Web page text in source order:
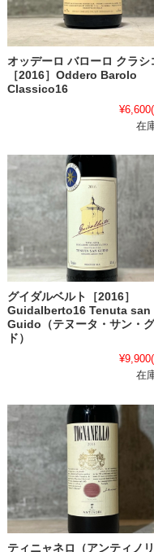
オッデーロ バローロ クラシ
［2016］Oddero Barolo
Classico16
¥6,600
在
グイダルベルト［2016］
Guidalberto16 Tenuta san
Guido（テヌータ・サン・
ド）
¥9,900
在
ティニャネロ（アンティノリ